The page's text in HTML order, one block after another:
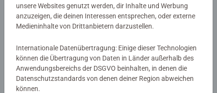
von Ravensburger Kinderpuzzles mit den beliebtesten
Motiven, von 2 Teilen bis 300 Teilen, ist garantiert für
jedes Kind das Richtige dabei. Die Auswahl der Motive
sehr am Herzen. Deshalb wird die Unbedenklichkeit aller
Materialien von einem unabhängigen Institut bestätigt.
Seit mehr als 100 Jahren entwickeln wir Puzzles, wie
Kinder sie lieben: altersgerecht in Motiv, Teilezahl und -
Verfasse eine Bewertung
Richtlinien für Bewertungen
unsere Websites genutzt werden, dir Inhalte und Werbung
anzuzeigen, die deinen Interessen entsprechen, oder externe
Medieninhalte von Drittanbietern darzustellen.
Internationale Datenübertragung: Einige dieser Technologien
können die Übertragung von Daten in Länder außerhalb des
Anwendungsbereichs der DSGVO beinhalten, in denen die
Datenschutzstandards von denen deiner Region abweichen
können.